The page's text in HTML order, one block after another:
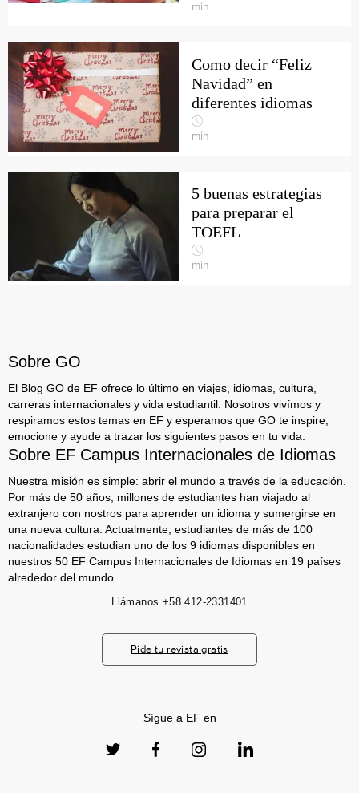
min
Como decir “Feliz
Navidad” en
diferentes idiomas
min
5 buenas estrategias
para preparar el
TOEFL
min
Sobre GO
El Blog GO de EF ofrece lo último en viajes, idiomas, cultura,
carreras internacionales y vida estudiantil. Nosotros vivímos y
respiramos estos temas en EF y esperamos que GO te inspire,
emocione y ayude a trazar los siguientes pasos en tu vida.
Sobre EF Campus Internacionales de Idiomas
Nuestra misión es simple: abrir el mundo a través de la educación.
Por más de 50 años, millones de estudiantes han viajado al
extranjero con nostros para aprender un idioma y sumergirse en
una nueva cultura. Actualmente, estudiantes de más de 100
nacionalidades estudian uno de los 9 idiomas disponibles en
nuestros 50 EF Campus Internacionales de Idiomas en 19 países
alrededor del mundo.
Llámanos +58 412-2331401
Pide tu revista gratis
Sígue a EF en